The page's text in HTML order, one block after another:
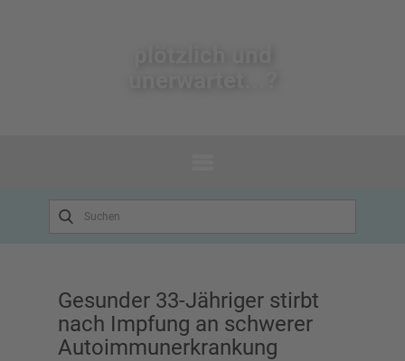
Gesunder 33-Jähriger stirbt
nach Impfung an schwerer
Autoimmunerkrankung